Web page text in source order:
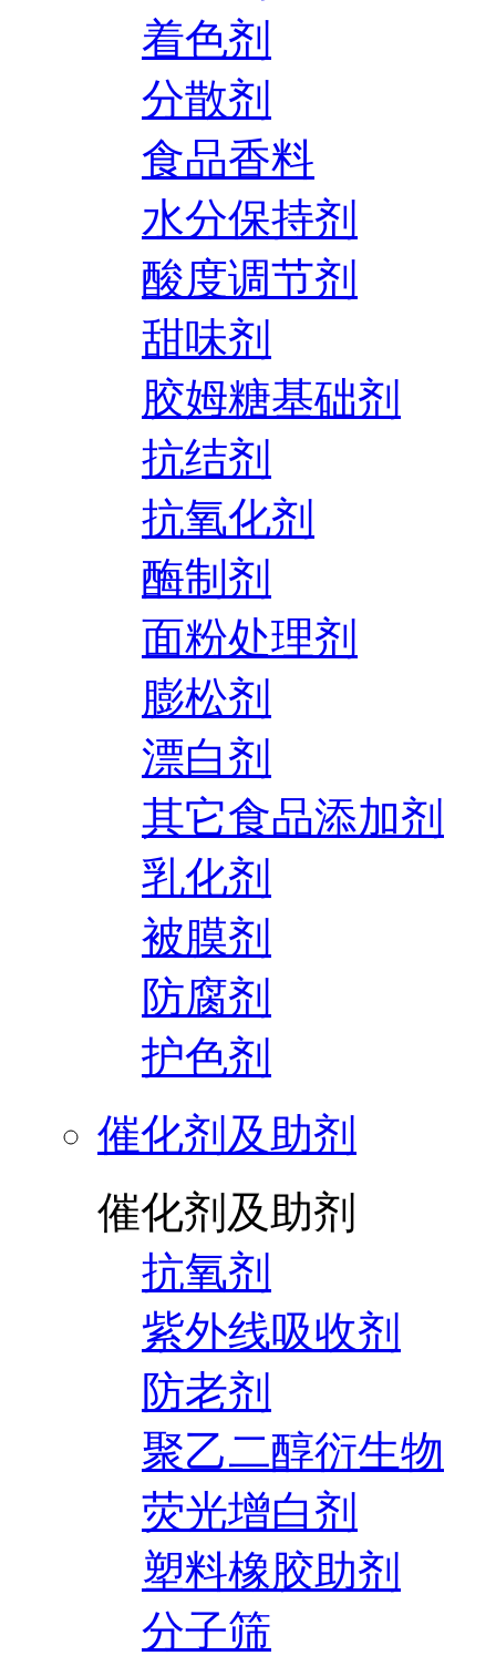
着色剂
分散剂
食品香料
水分保持剂
酸度调节剂
甜味剂
胶姆糖基础剂
抗结剂
抗氧化剂
酶制剂
面粉处理剂
膨松剂
漂白剂
其它食品添加剂
乳化剂
被膜剂
防腐剂
护色剂
催化剂及助剂
催化剂及助剂
抗氧剂
紫外线吸收剂
防老剂
聚乙二醇衍生物
荧光增白剂
塑料橡胶助剂
分子筛